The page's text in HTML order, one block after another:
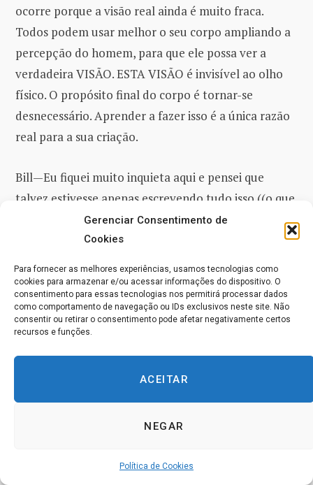
Gerenciar Consentimento de
Cookies
Para fornecer as melhores experiências, usamos tecnologias como
cookies para armazenar e/ou acessar informações do dispositivo. O
consentimento para essas tecnologias nos permitirá processar dados
como comportamento de navegação ou IDs exclusivos neste site. Não
consentir ou retirar o consentimento pode afetar negativamente certos
recursos e funções.
ACEITAR
NEGAR
Política de Cookies
ocorre porque a visão real ainda é muito fraca.
Todos podem usar melhor o seu corpo ampliando a
percepção do homem, para que ele possa ver a
verdadeira VISÃO. ESTA VISÃO é invisível ao olho
físico. O propósito final do corpo é tornar-se
desnecessário. Aprender a fazer isso é a única razão
real para a sua criação.
Bill—Eu fiquei muito inquieta aqui e pensei que
talvez estivesse apenas escrevendo tudo isso ((o que
tem sido muito demorado e bastante cansativo às
vezes)) porque eu estava com ciúmes. Eu ainda não
tenho certeza e preciso de sua ajuda sobre isso. Mas
eu continuei assim mesmo porque isso não parecia
terminado.
curso. Embora eu pense que eles serão corrigidos
quando o fizerem. O que você pensa sobre tudo isso?
Eu não pretendia escrever um comentário sobre